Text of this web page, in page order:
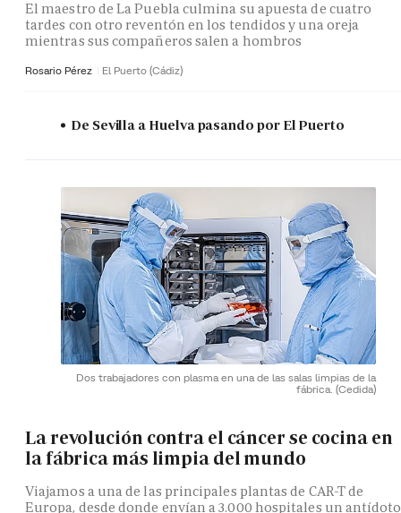
El maestro de La Puebla culmina su apuesta de cuatro
tardes con otro reventón en los tendidos y una oreja
mientras sus compañeros salen a hombros
Rosario Pérez El Puerto (Cádiz)
De Sevilla a Huelva pasando por El Puerto
Dos trabajadores con plasma en una de las salas limpias de la
fábrica. (Cedida)
La revolución contra el cáncer se cocina en
la fábrica más limpia del mundo
Viajamos a una de las principales plantas de CAR-T de
Europa, desde donde envían a 3.000 hospitales un antídoto